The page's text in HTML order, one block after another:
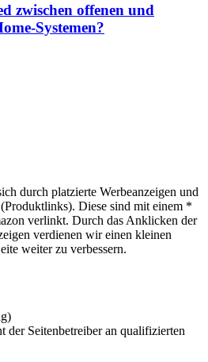
zwischen offenen und
Systemen?
durch platzierte Werbeanzeigen und
Diese sind mit einem *
verlinkt. Durch das Anklicken der
verdienen wir einen kleinen
weiter zu verbessern.
der Seitenbetreiber an qualifizierten